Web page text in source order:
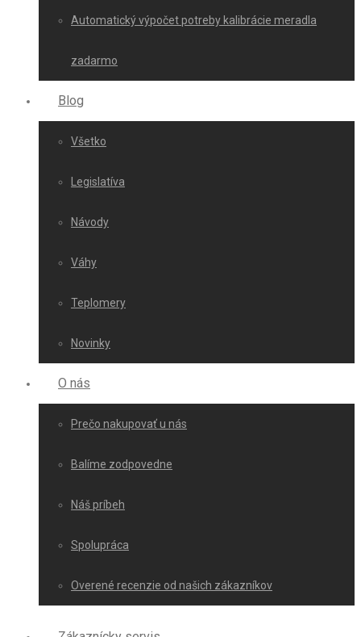
Automatický výpočet potreby kalibrácie meradla
zadarmo
Blog
Všetko
Legislatíva
Návody
Váhy
Teplomery
Novinky
O nás
Prečo nakupovať u nás
Balíme zodpovedne
Náš príbeh
Spolupráca
Overené recenzie od našich zákazníkov